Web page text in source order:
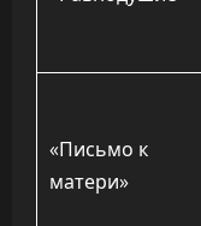
«Письмо к
матери»